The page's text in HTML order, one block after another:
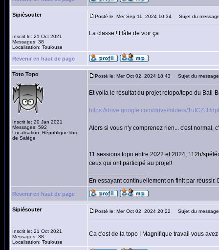
Sipiésouter
Inscrit le: 21 Oct 2021
Messages: 38
Localisation: Toulouse
Posté le: Mer Sep 11, 2024 10:34 Sujet du
La classe ! Hâte de voir ça
Revenir en haut de page
Toto Topo
Inscrit le: 20 Jan 2021
Messages: 592
Localisation: République libre
de Salège
Posté le: Mer Oct 02, 2024 18:43 Sujet du
Et voila le résultat du projet retopo/topo du Bali-
https://drive.google.com/drive/folders/
Alors si vous n'y comprenez rien... c'est normal,
11 sessions topo entre 2022 et 2024, 112h/
ceux qui ont participé au projet!
En essayant continuellement on finit par
Revenir en haut de page
Sipiésouter
Inscrit le: 21 Oct 2021
Messages: 38
Localisation: Toulouse
Posté le: Mer Oct 02, 2024 20:22 Sujet du
Ca c'est de la topo ! Magnifique travail vous